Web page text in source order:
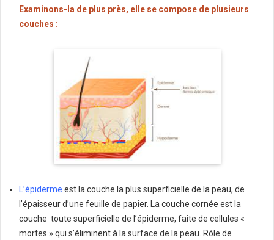
Examinons-la de plus près, elle se compose de plusieurs
couches :
L’épiderme est la couche la plus superficielle de la peau, de
l’épaisseur d’une feuille de papier. La couche cornée est la
couche toute superficielle de l’épiderme, faite de cellules «
mortes » qui s’éliminent à la surface de la peau. Rôle de